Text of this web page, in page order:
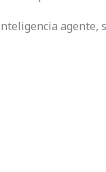
agente,